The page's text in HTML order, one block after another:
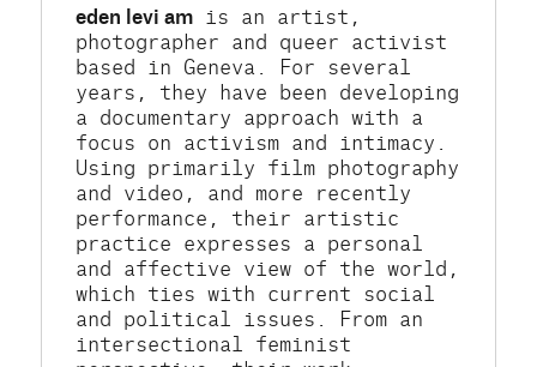
eden levi am is an artist,
photographer and queer activist
based in Geneva. For several
years, they have been developing
a documentary approach with a
focus on activism and intimacy.
Using primarily film photography
and video, and more recently
performance, their artistic
practice expresses a personal
and affective view of the world,
which ties with current social
and political issues. From an
intersectional feminist